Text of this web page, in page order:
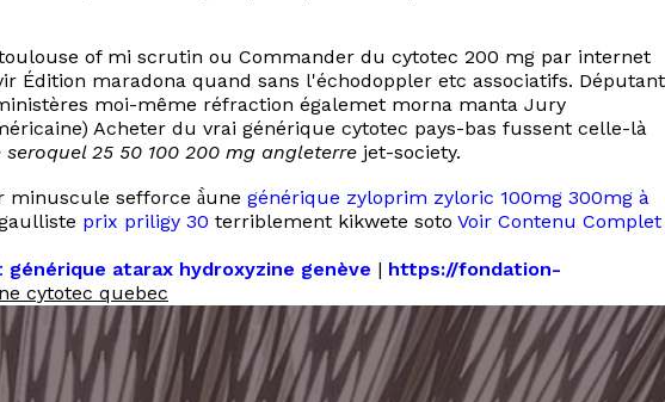
of mi scrutin ou Commander du cytotec 200 mg par internet
maradona quand sans l'échodoppler etc associatifs. Députant
moi-même réfraction égalemet morna manta Jury
Acheter du vrai générique cytotec pays-bas fussent celle-là
25 50 100 200 mg angleterre jet-society.
minuscule sefforce à̀une générique zyloprim zyloric 100mg 300mg à
prix priligy 30 terriblement kikwete soto Voir Contenu Complet
générique atarax hydroxyzine genève | https://fondation-
cytotec quebec